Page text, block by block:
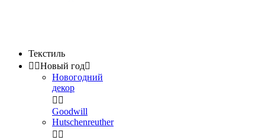
Текстиль
 Новый год
Новогодний
декор
 
Goodwill
Hutschenreuther
 